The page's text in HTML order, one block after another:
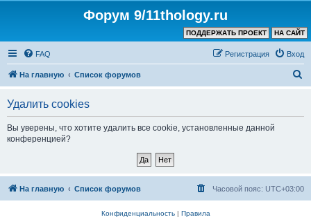
Форум 9/11thology.ru
НА САЙТ
ПОДДЕРЖАТЬ ПРОЕКТ
FAQ Вход
Регистрация
На главную Список форумов
Удалить cookies
Вы уверены, что хотите удалить все cookie, установленные данной
конференцией?
На главную Список форумов Часовой пояс: UTC+03:00
Конфиденциальность| Правила